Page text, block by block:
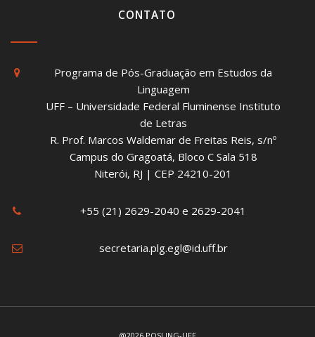
CONTATO
Programa de Pós-Graduação em Estudos da
Linguagem
UFF – Universidade Federal Fluminense Instituto
de Letras
R. Prof. Marcos Waldemar de Freitas Reis, s/nº
Campus do Gragoatá, Bloco C Sala 518
Niterói, RJ | CEP 24210-201
+55 (21) 2629-2040 e 2629-2041
secretaria.plg.egl@id.uff.br